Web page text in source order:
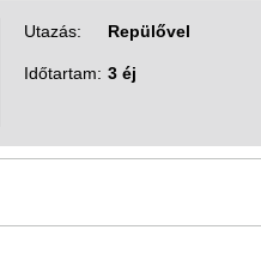
Utazás: Repülővel
Időtartam: 3 éj